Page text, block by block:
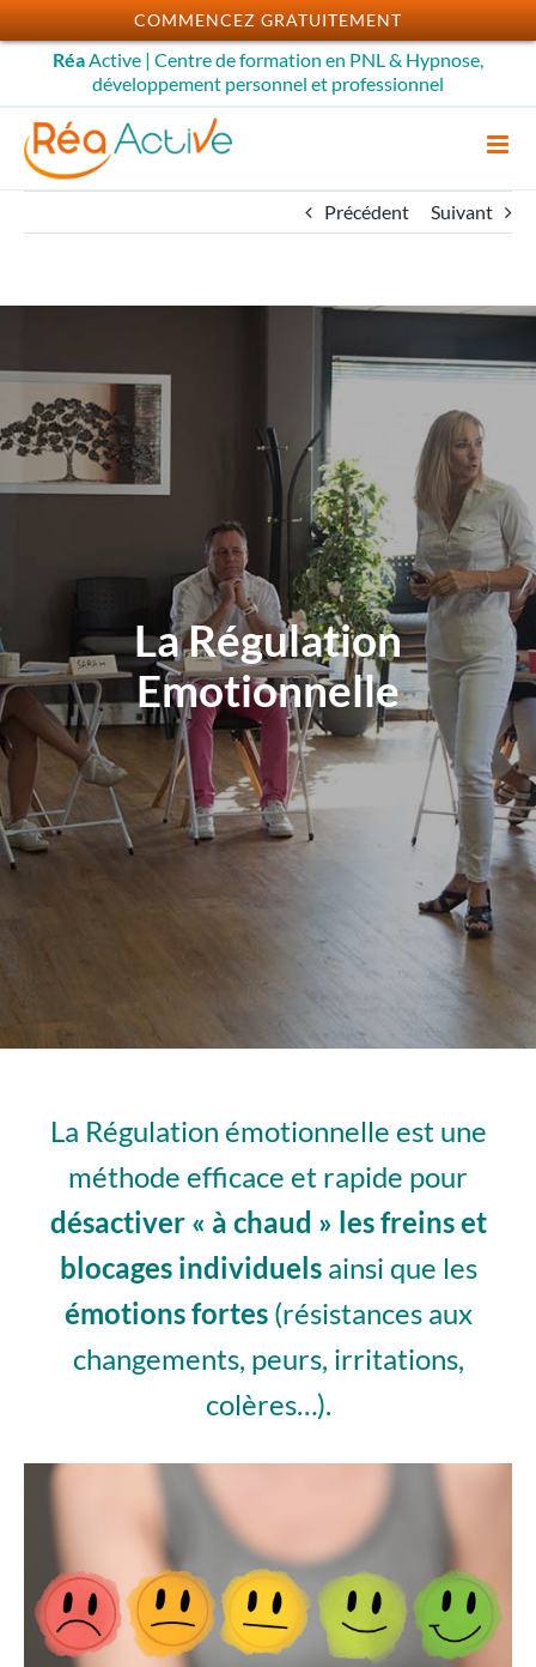
Passer
au
contenu
RéaActive | Centre de formation en PNL & Hypnose,
développement personnel et professionnel
Précédent Suivant
La Régulation
Emotionnelle
La Régulation émotionnelle est une
méthode efficace et rapide pour
désactiver « à chaud » les freins et
blocages individuelsainsi que les
émotions fortes(résistances aux
changements, peurs, irritations,
colères…).
COMMENCEZ GRATUITEMENT